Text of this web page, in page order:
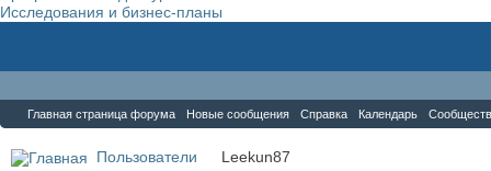
Исследования и бизнес-планы
Главная страница форума Новые сообщения Справка Календарь
Пользователи Leekun87